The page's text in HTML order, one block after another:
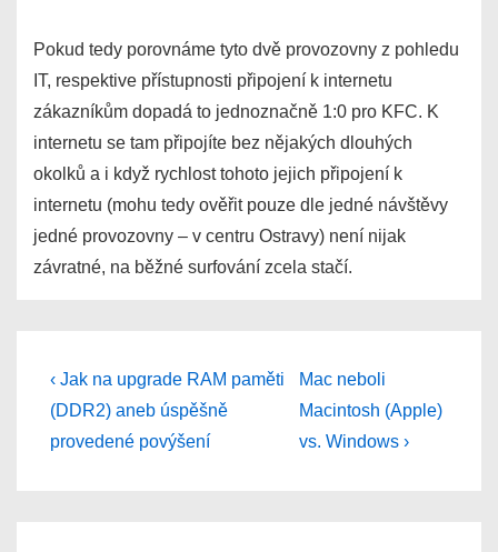
Pokud tedy porovnáme tyto dvě provozovny z pohledu
IT, respektive přístupnosti připojení k internetu
zákazníkům dopadá to jednoznačně 1:0 pro KFC. K
internetu se tam připojíte bez nějakých dlouhých
okolků a i když rychlost tohoto jejich připojení k
internetu (mohu tedy ověřit pouze dle jedné návštěvy
jedné provozovny – v centru Ostravy) není nijak
závratné, na běžné surfování zcela stačí.
Post
navigation
Previous
Post
is
‹ Jak na upgrade RAM paměti
(DDR2) aneb úspěšně
provedené povýšení
Next
Post
is
Mac neboli
Macintosh (Apple)
vs. Windows ›